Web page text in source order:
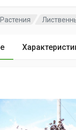
Растения